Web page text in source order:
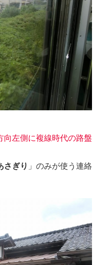
向左側に複線時代の路盤
さぎり 」のみが使う連絡